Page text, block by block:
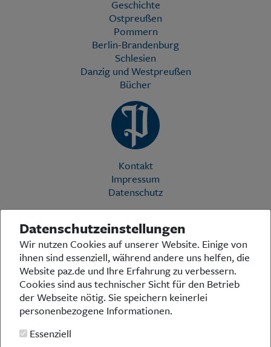
Geschichte
Ostpreußen
Pommern
Berlin-Brandenburg
Schlesien
Danzig und Westpreußen
Bücher
Kontakt
Impressum
Datenschutz
Die Preußische Allgemeine Zeitung (PAZ) ist eine einzigartige Stimme
in der deutschen Medienlandschaft. Woche für Woche berichtet sie
über das aktuelle Zeitgeschehen in Politik, Kultur und Wirtschaft und
bezieht zu den grundlegenden Entwicklungen unserer Gesellschaft
Stellung. In ihrer Arbeit fühlt sich die Redaktion dem traditionellen
preußischen Wertekanon verpflichtet: Das alte Preußen stand und
steht für religiöse und weltanschauliche Toleranz, für Heimatliebe
und Weltoffenheit, für Rechtstaatlichkeit und intellektuelle
Handeln in allen Bereichen der Gesellschaft. In diesem Sinne pflegt
Datenschutzeinstellungen
Wir nutzen Cookies auf unserer Website. Einige von
ihnen sind essenziell, während andere uns helfen, die
Website paz.de und Ihre Erfahrung zu verbessern.
Cookies sind aus technischer Sicht für den Betrieb
der Webseite nötig. Sie speichern keinerlei
personenbezogene Informationen.
Essenziell